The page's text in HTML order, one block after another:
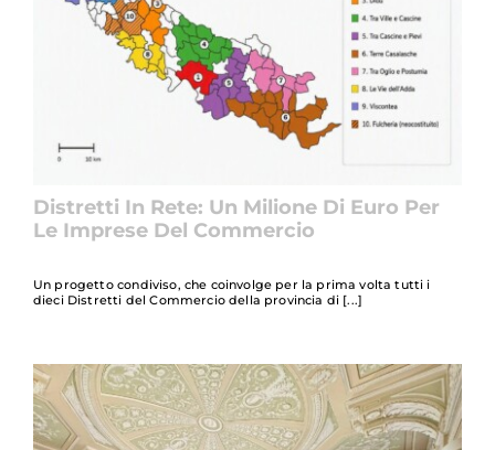
Distretti In Rete: Un Milione Di Euro Per
Le Imprese Del Commercio
Un progetto condiviso, che coinvolge per la prima volta tutti i
dieci Distretti del Commercio della provincia di